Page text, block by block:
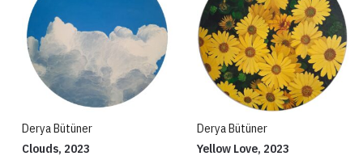
Derya Bütüner
Clouds, 2023
Derya Bütüner
Yellow Love, 2023